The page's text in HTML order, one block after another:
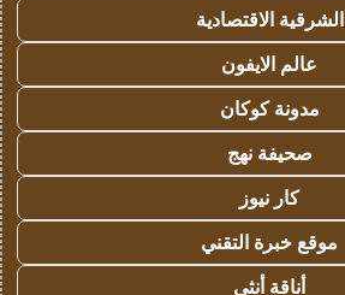
الشرقية الاقتصادية
عالم الايفون
مدونة كوكان
صحيفة نهج
كار نيوز
موقع خبرة التقني
أناقة أنثى